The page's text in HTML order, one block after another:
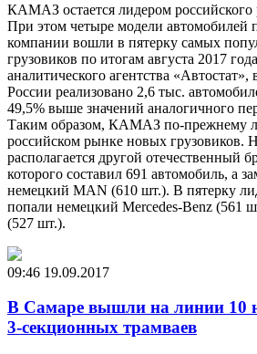
КАМАЗ остается лидером российского
При этом четыре модели автомобилей
компании вошли в пятерку самых
грузовиков по итогам августа 2017
аналитического агентства «Автостат»,
России реализовано 2,6 тыс.
49,5% выше значений аналогичного
Таким образом, КАМАЗ по-прежнему
российском рынке новых грузовиков.
располагается другой отечественный
которого составил 691 автомобиль, а
немецкий MAN (610 шт.). В пятерку
попали немецкий Mercedes-Benz (561
(527 шт.).
09:46 19.09.2017
В Самаре вышли на линии 10
3-секционных трамваев